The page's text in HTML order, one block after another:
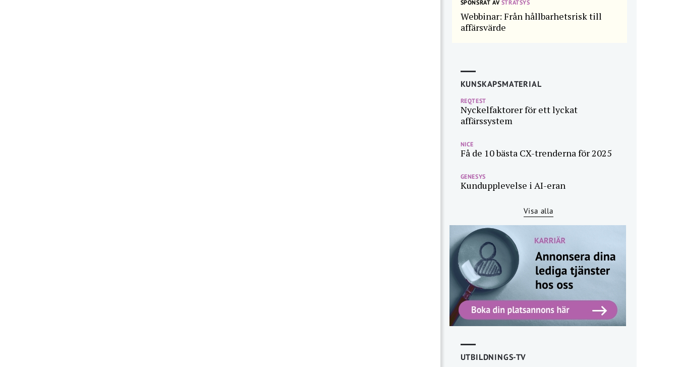
SPONSRAT AVSTRATSYS
Webbinar: Från hållbarhetsrisk till
affärsvärde
KUNSKAPSMATERIAL
REQTEST
Nyckelfaktorer för ett lyckat
affärssystem
NICE
Få de 10 bästa CX-trenderna för 2025
GENESYS
Kundupplevelse i AI-eran
Visa alla
UTBILDNINGS-TV